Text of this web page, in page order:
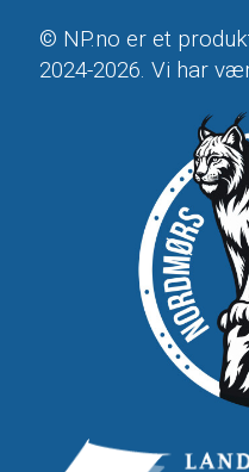
© NP.no er et
2024-2026. Vi har